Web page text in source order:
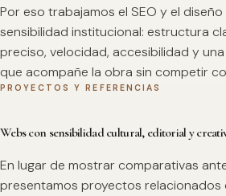
Por eso trabajamos el SEO y el
sensibilidad institucional: estructura
preciso, velocidad, accesibilidad y
que acompañe la obra sin competir
PROYECTOS Y REFERENCIAS
Webs con sensibilidad cultural, editorial y
En lugar de mostrar comparativas
presentamos proyectos relacionados